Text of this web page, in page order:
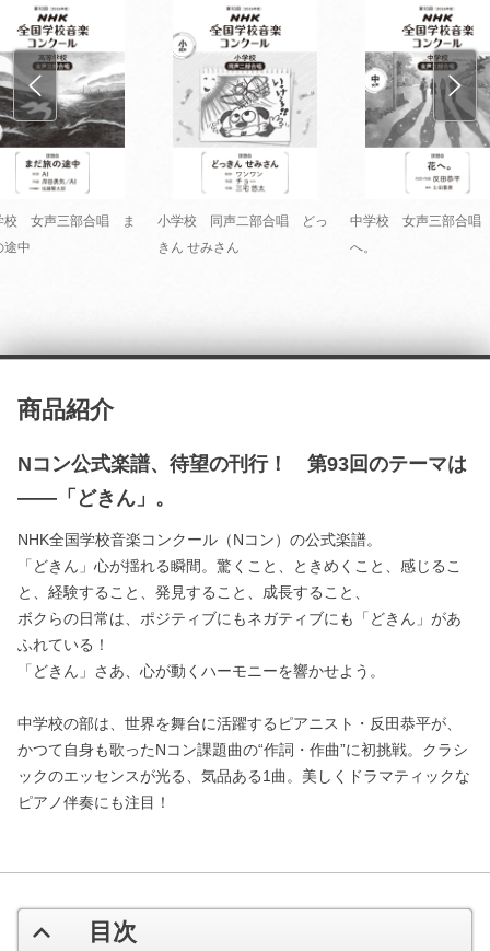
校 女声三部合唱 ま
途中
小学校 同声二部合唱 どっ
きん せみさん
中学校 女声三部合
へ。
商品紹介
Nコン公式楽譜、待望の刊行！ 第93回のテーマは
――「どきん」。
NHK全国学校音楽コンクール（Nコン）の公式楽譜。
「どきん」心が揺れる瞬間。驚くこと、ときめくこと、感じるこ
と、経験すること、発見すること、成長すること、
ボクらの日常は、ポジティブにもネガティブにも「どきん」があ
ふれている！
「どきん」さあ、心が動くハーモニーを響かせよう。
中学校の部は、世界を舞台に活躍するピアニスト・反田恭平が、
かつて自身も歌ったNコン課題曲の“作詞・作曲”に初挑戦。クラシ
ックのエッセンスが光る、気品ある1曲。美しくドラマティックな
ピアノ伴奏にも注目！
目次